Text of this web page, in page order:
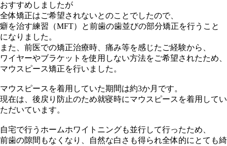
おすすめしましたが
全体矯正はご希望されないとのことでしたので、
癖を治す練習（MFT）と前歯の歯並びの部分矯正を行うこと
になりました。
また、前医での矯正治療時、痛み等を感じたご経験から、
ワイヤーやブラケットを使用しない方法をご希望されたため、
マウスピース矯正を行いました。
マウスピースを着用していた期間は約3か月です。
現在は、後戻り防止のため就寝時にマウスピースを着用してい
ただいています。
自宅で行うホームホワイトニングも並行して行ったため、
前歯の隙間もなくなり、自然な白さも得られ全体的にとても綺